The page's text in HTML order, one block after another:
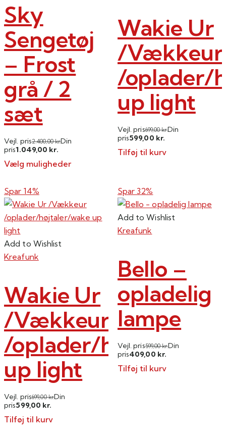
varesiden
Sky
Sengetøj
– Frost
grå / 2
sæt
Vejl. pris2.400,00kr.Din
pris1.049,00 kr.
Vælg muligheder
vare
har
flere
varianter.
Mulighederne
kan
varesiden
Wakie Ur
/Vækkeur
/oplader/
up light
Vejl. pris699,00kr.Din
pris599,00 kr.
Tilføj til kurv
Spar 14%
Add to Wishlist
Kreafunk
Wakie Ur
/Vækkeur
/oplader/højtaler/
up light
Vejl. pris699,00kr.Din
pris599,00 kr.
Tilføj til kurv
Spar 32%
Add to Wishlist
Kreafunk
Bello –
opladelig
lampe
Vejl. pris599,00kr.Din
pris409,00 kr.
Tilføj til kurv